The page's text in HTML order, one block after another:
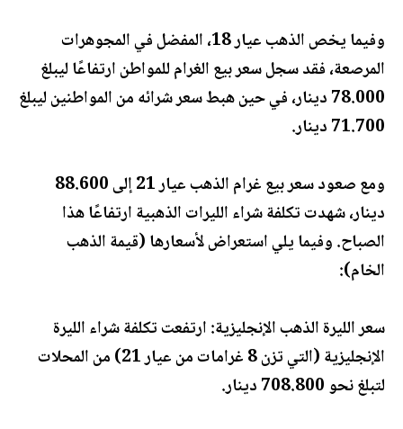
وفيما يخص الذهب عيار 18، المفضل في المجوهرات
المرصعة، فقد سجل سعر بيع الغرام للمواطن ارتفاعًا ليبلغ
78.000 دينار، في حين هبط سعر شرائه من المواطنين ليبلغ
71.700 دينار.
ومع صعود سعر بيع غرام الذهب عيار 21 إلى 88.600
دينار، شهدت تكلفة شراء الليرات الذهبية ارتفاعًا هذا
الصباح. وفيما يلي استعراض لأسعارها (قيمة الذهب
الخام):
سعر الليرة الذهب الإنجليزية: ارتفعت تكلفة شراء الليرة
الإنجليزية (التي تزن 8 غرامات من عيار 21) من المحلات
لتبلغ نحو 708.800 دينار.